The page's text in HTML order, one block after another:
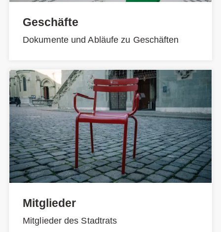
Geschäfte
Dokumente und Abläufe zu Geschäften
Mitglieder
Mitglieder des Stadtrats